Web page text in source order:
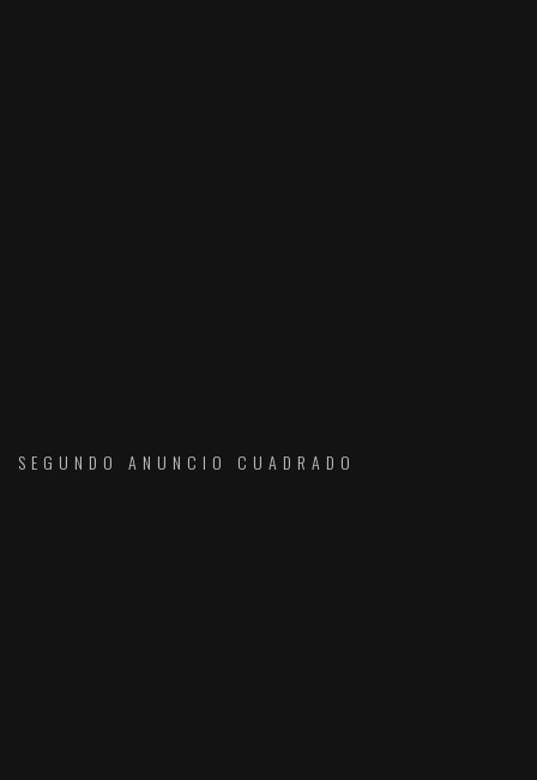
SEGUNDO ANUNCIO CUADRADO